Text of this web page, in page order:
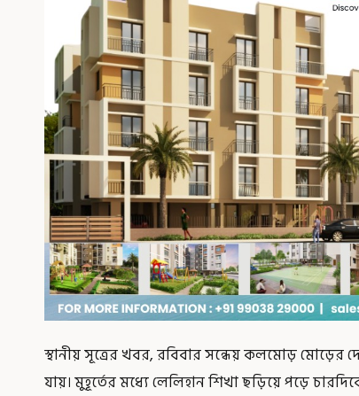
স্থানীয় সূত্রের খবর, রবিবার সন্ধেয় কলমোড়
যায়। মুহূর্তের মধ্যে লেলিহান শিখা ছড়িয়ে পড়ে